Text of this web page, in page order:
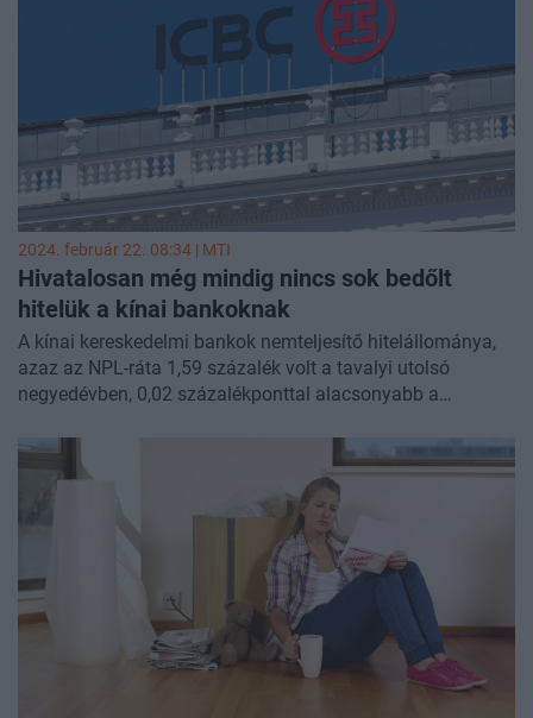
hétfőn bemutatott éves összesítése szerint.
2024. február 22. 08:34 | MTI
Hivatalosan még mindig nincs sok bedőlt
hitelük a kínai bankoknak
A kínai kereskedelmi bankok nemteljesítő hitelállománya,
azaz az NPL-ráta 1,59 százalék volt a tavalyi utolsó
negyedévben, 0,02 százalékponttal alacsonyabb a
szabályozó hivatal (NFRA) kimutatása szerint.